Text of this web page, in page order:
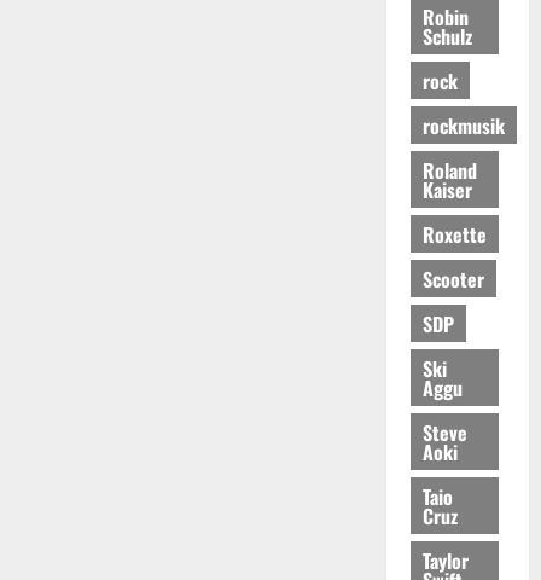
Robin
Schulz
rock
rockmusik
Roland
Kaiser
Roxette
Scooter
SDP
Ski
Aggu
Steve
Aoki
Taio
Cruz
Taylor